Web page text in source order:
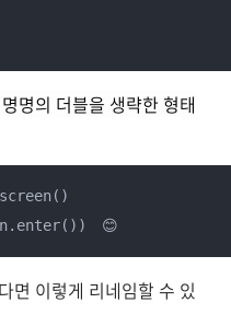
명의 더블을 생략한 형태
　😊
면 이렇게 리네임할 수 있